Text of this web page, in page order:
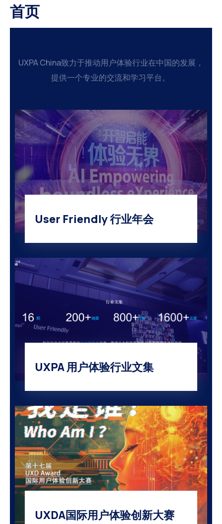
首页
UXPA China致力于推动用户体验行业在中国的发展，
提供一个专业的交流和学习平台。
User Friendly 行业年会
UXPA 用户体验行业文集
UXDA国际用户体验创新大赛